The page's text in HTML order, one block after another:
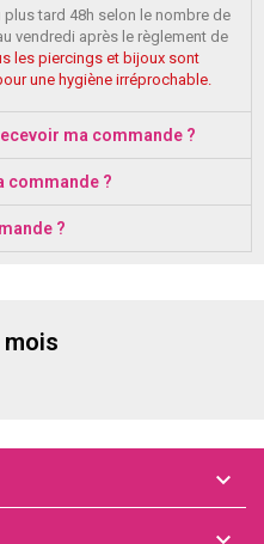
tard 48h selon le nombre de
vendredi après le règlement de
les piercings et bijoux sont
une hygiène irréprochable.
ma commande ?
commande ?
?
